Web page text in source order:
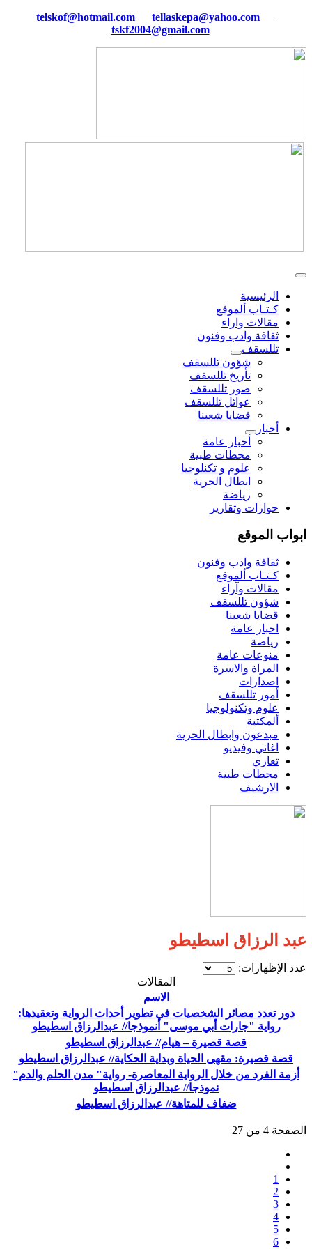
tellaskepa@yahoo.com
tskf2004@gmail.com
الرئيسية
كـتـاب ألموقع
مقالات واراء
ثقافة وادب وفنون
تللسقف
شؤون تللسقف
تأريخ تللسقف
صور تللسقف
عوائل تللسقف
قضايا شعبنا
أخبار
أخبار عامة
محطات طبية
علوم و تکنلوجیا
ابطال الحرية
رياضة
حوارات وتقارير
ابواب الموقع
ثقافة وادب وفنون
كـتـاب ألموقع
مقالات وآراء
شؤون تللسقف
قضايا شعبنا
اخبار عامة
رياضة
منوعات عامة
المراة والاسرة
اصدارات
أمور تللسقف
علوم وتكنولوجيا
ألمكتبة
مبدعون وابطال الحرية
اغاني وفيديو
تعازي
محطات طبية
الارشيف
عبد الرزاق اسطيطو
عدد الإظهارات:
المقالات
الاسم
دور تعدد مصائر الشخصيات في تطوير أحداث الرواية وتعقيدها:
رواية "جارات أبي موسى" أنموذجا// عبدالرزاق اسطيطو
قصة قصيرة – هيام// عبدالرزاق اسطيطو
قصة قصيرة: مقهى الحياة وبداية الحكاية// عبدالرزاق اسطيطو
أزمة الفرد من خلال الرواية المعاصرة- رواية" مدن الحلم والدم"
نموذجا// عبدالرزاق اسطيطو
ضفاف للمتاهة// عبدالرزاق اسطيطو
الصفحة 4 من 27
1
2
3
4
5
6